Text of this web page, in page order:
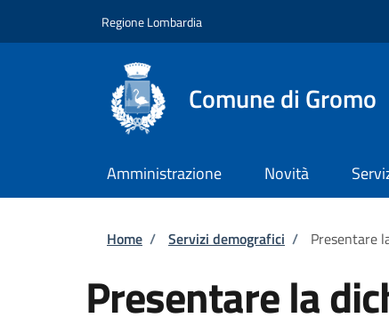
Regione Lombardia
Comune di Gromo
Amministrazione Novità
Briciole di pane
Home / Servizi demografici / Presentare
Presentare la